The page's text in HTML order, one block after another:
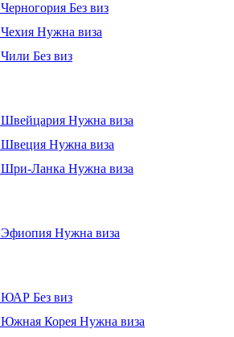
Черногория Без виз
Чехия Нужна виза
Чили Без виз
Швейцария Нужна виза
Швеция Нужна виза
Шри-Ланка Нужна виза
Эфиопия Нужна виза
ЮАР Без виз
Южная Корея Нужна виза